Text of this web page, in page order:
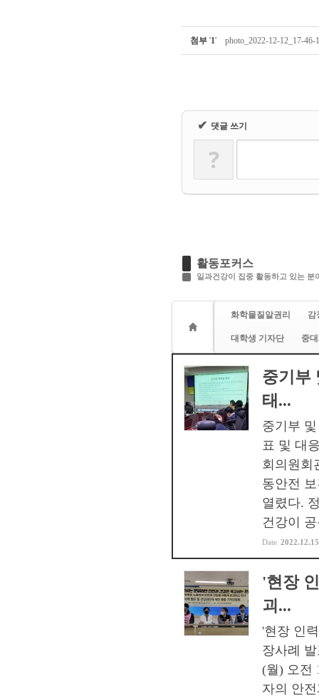
첨부 '1' photo_2022-12-12_17-46-
✔ 댓글 쓰기
?
활동포커스
일과건강이 집중 활동하고 있는 분
화학물질알권리 감
대학생 기자단 중
중기부
태...
중기부
표 및 대
회의원회
동안전
열렸다.
건강이
Date 2022.12.15
'현장
괴...
'현장 인
장사례
(월) 오전
자의 안